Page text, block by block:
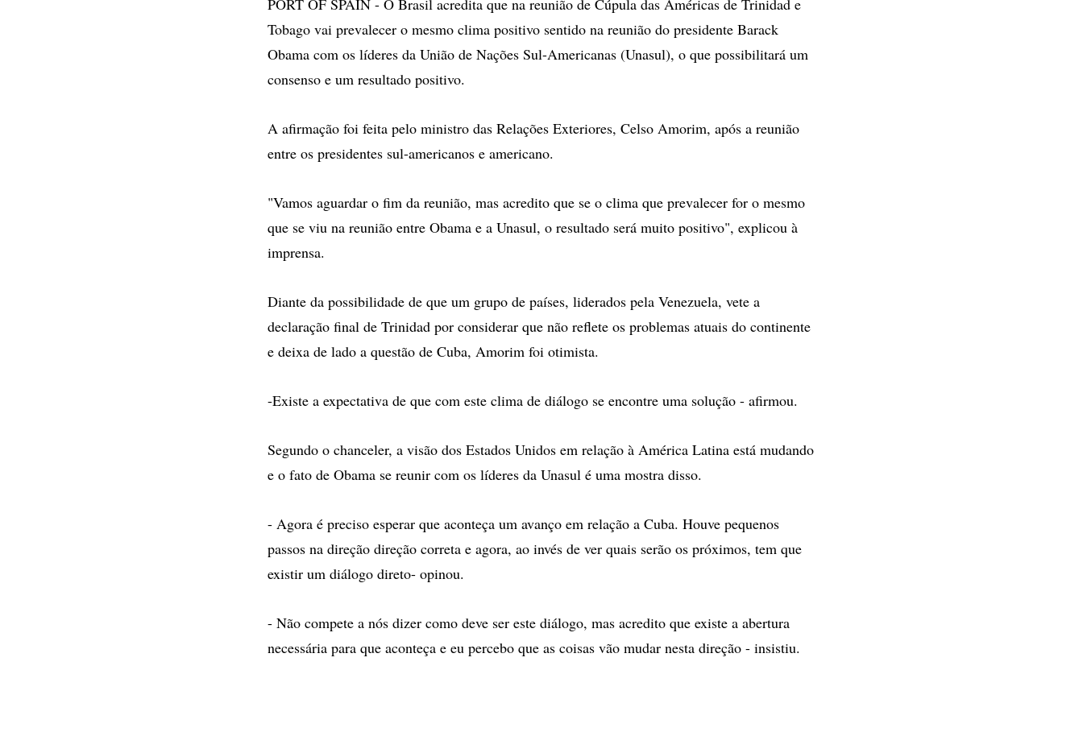
PORT OF SPAIN - O Brasil acredita que na reunião de Cúpula das Américas de Trinidad e
Tobago vai prevalecer o mesmo clima positivo sentido na reunião do presidente Barack
Obama com os líderes da União de Nações Sul-Americanas (Unasul), o que possibilitará um
consenso e um resultado positivo.
A afirmação foi feita pelo ministro das Relações Exteriores, Celso Amorim, após a reunião
entre os presidentes sul-americanos e americano.
"Vamos aguardar o fim da reunião, mas acredito que se o clima que prevalecer for o mesmo
que se viu na reunião entre Obama e a Unasul, o resultado será muito positivo", explicou à
imprensa.
Diante da possibilidade de que um grupo de países, liderados pela Venezuela, vete a
declaração final de Trinidad por considerar que não reflete os problemas atuais do continente
e deixa de lado a questão de Cuba, Amorim foi otimista.
-Existe a expectativa de que com este clima de diálogo se encontre uma solução - afirmou.
Segundo o chanceler, a visão dos Estados Unidos em relação à América Latina está mudando
e o fato de Obama se reunir com os líderes da Unasul é uma mostra disso.
- Agora é preciso esperar que aconteça um avanço em relação a Cuba. Houve pequenos
passos na direção direção correta e agora, ao invés de ver quais serão os próximos, tem que
existir um diálogo direto- opinou.
- Não compete a nós dizer como deve ser este diálogo, mas acredito que existe a abertura
necessária para que aconteça e eu percebo que as coisas vão mudar nesta direção - insistiu.